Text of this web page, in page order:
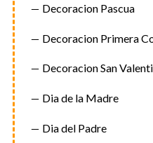
Decoracion Pascua
Decoracion Primera
Decoracion San
Dia de la Madre
Dia del Padre